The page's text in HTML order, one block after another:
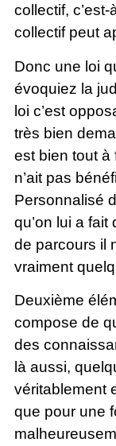
collectif,
collectif peut
Donc une loi
évoquiez la
loi c’est
très bien
est bien tout à
n’ait pas
Personnalisé
qu’on lui a fait
de parcours il
vraiment
Deuxième
compose de
des
là aussi,
véritablement
que pour une